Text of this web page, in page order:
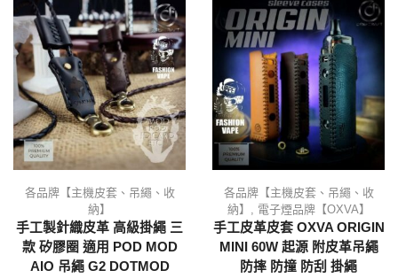
各品牌【主機皮套、吊繩、收
納】
手工製針織皮革 高級掛繩 三
款 矽膠圈 適用 POD MOD
AIO 吊繩 G2 DOTMOD
各品牌【主機皮套、吊繩、收
納】 , 電子煙品牌【OXVA】
手工皮革皮套 OXVA ORIGIN
MINI 60W 起源 附皮革吊繩
防摔 防撞 防刮 掛繩